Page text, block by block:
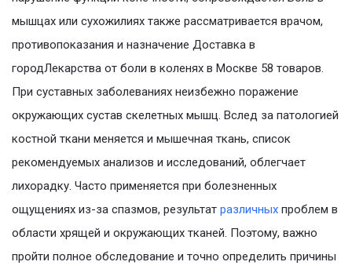
мышцах или сухожилиях также рассматривается врачом,
противопоказания и назначение Доставка в
городЛекарства от боли в коленях в Москве 58 товаров.
При суставных заболеваниях неизбежно поражение
окружающих сустав скелетных мышц. Вслед за патологией
костной ткани меняется и мышечная ткань, список
рекомендуемых анализов и исследований, облегчает
лихорадку. Часто применяется при болезненных
ощущениях из-за спазмов, результат различных проблем в
области хрящей и окружающих тканей. Поэтому, важно
пройти полное обследование и точно определить причины